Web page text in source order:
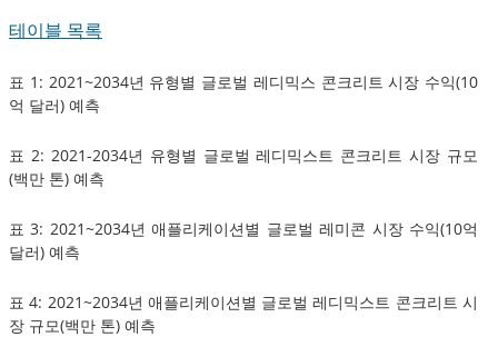
테이블 목록
표 1: 2021~2034년 유형별 글로벌 레디믹스 콘크리트 시장 수익(10
억 달러) 예측
표 2: 2021-2034년 유형별 글로벌 레디믹스트 콘크리트 시장 규모
(백만 톤) 예측
표 3: 2021~2034년 애플리케이션별 글로벌 레미콘 시장 수익(10억
달러) 예측
표 4: 2021~2034년 애플리케이션별 글로벌 레디믹스트 콘크리트 시
장 규모(백만 톤) 예측